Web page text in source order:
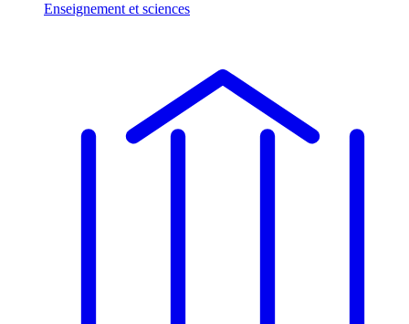
Enseignement et sciences